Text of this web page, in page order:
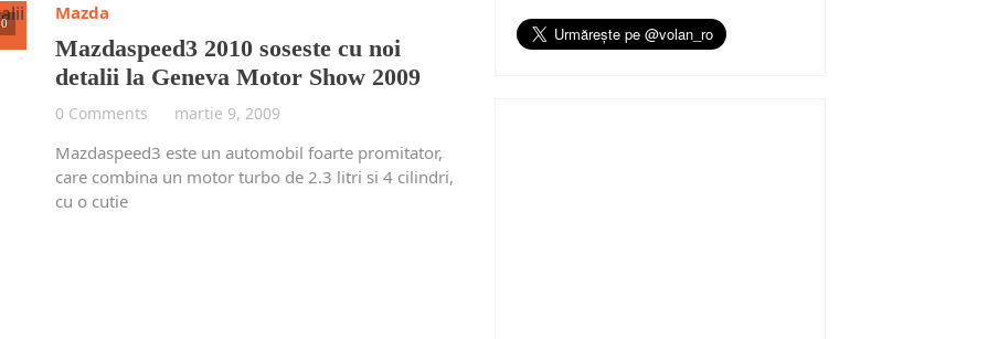
0 Mazda
Mazdaspeed3 2010 soseste cu noi
detalii la Geneva Motor Show 2009
0 Comments martie 9, 2009
Mazdaspeed3 este un automobil foarte promitator,
care combina un motor turbo de 2.3 litri si 4 cilindri,
cu o cutie